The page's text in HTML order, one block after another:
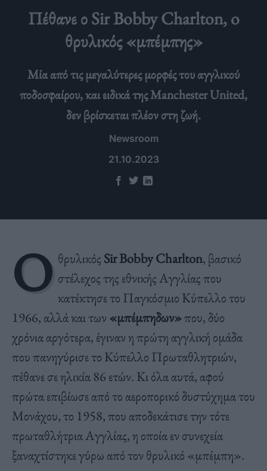
Πέθανε ο Sir Bobby Charlton, o
θρυλικός «μπέμπης»
Μία από τις μεγαλύτερες μορφές του αγγλικού
ποδοσφαίρου, και ειδικά της Manchester United,
δεν βρίσκεται πλέον στη ζωή.
Newsroom
21.10.2023
Ο θρυλικός Sir Bobby Charlton, βασικό
στέλεχος της εθνικής Αγγλίας που
κατέκτησε το Παγκόσμιο Κύπελλο του
1966, αλλά και των «μπέμπηδων»που, δύο
χρόνια αργότερα, έγιναν η πρώτη αγγλική ομάδα
που πανηγύρισε το Κύπελλο Πρωταθλητριών,
πέθανε σε ηλικία 86 ετών. Κι όλα αυτά, αφού
πρώτα επιβίωσε από το αεροπορικό δυστύχημα του
Μονάχου, το 1958, που αποδεκάτισε την τότε
πρωταθλήτρια Αγγλίας, η οποία εν συνεχεία
ξαναχτίστηκε γύρω από τον θρυλικό «μπέμπη».